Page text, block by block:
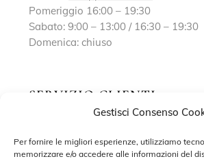
Gestisci Consenso
Per fornire le migliori esperienze, utilizziamo
memorizzare e/o accedere alle informazioni del
Pomeriggio 16:00 – 19:30
Sabato: 9:00 – 13:00 / 16:30 – 19:30
Domenica: chiuso
SERVIZIO CLIENTI